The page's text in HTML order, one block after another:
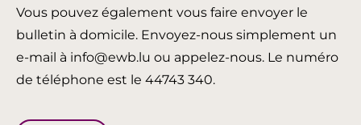
Vous pouvez également vous faire envoyer le
bulletin à domicile. Envoyez-nous simplement un
e-mail à info@ewb.lu ou appelez-nous. Le numéro
de téléphone est le 44743 340.